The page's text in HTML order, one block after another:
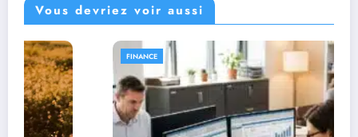
Vous devriez voir aussi
FINANCE